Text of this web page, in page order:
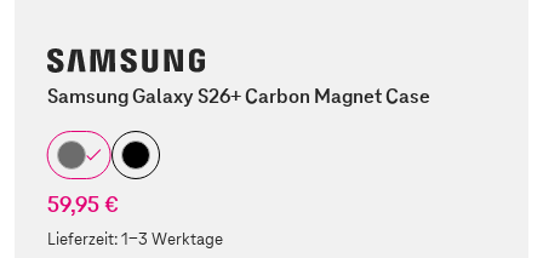
Samsung Galaxy S26+ Carbon Magnet Case
59,95 €
Lieferzeit:1-3 Werktage